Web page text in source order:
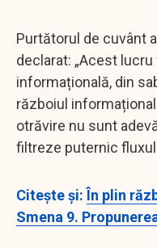
Purtătorul de cuvânt
declarat: „Acest
informațională, din
războiul
otrăvire nu sunt
filtreze puternic
Citeşte şi:În plin
Smena 9.